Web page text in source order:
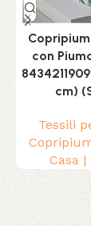
con
cm)
Tessili
Casa |
Read More